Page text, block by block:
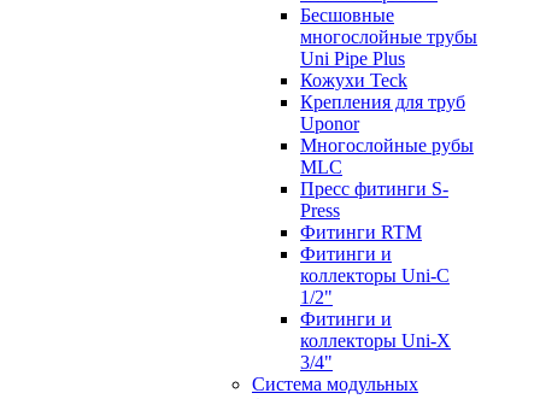
Бесшовные
многослойные трубы
Uni Pipe Plus
Кожухи Teck
Крепления для труб
Uponor
Многослойные рубы
MLC
Пресс фитинги S-
Press
Фитинги RTM
Фитинги и
коллекторы Uni-C
1/2"
Фитинги и
коллекторы Uni-X
3/4"
Система модульных